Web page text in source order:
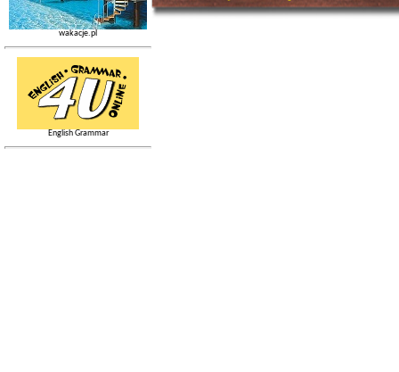
wakacje.pl
English Grammar